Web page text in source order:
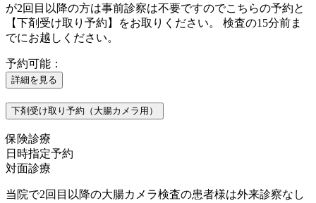
が2回目以降の方は事前診察は不要ですのでこちらの予約と
【下剤受け取り予約】をお取りください。 検査の15分前ま
でにお越しください。
予約可能：
詳細を見る
下剤受け取り予約（大腸カメラ用）
保険診療
日時指定予約
対面診療
当院で2回目以降の大腸カメラ検査の患者様は外来診察なし